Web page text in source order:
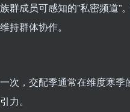
群成员可感知的”私密频道
持群体协作。
次，交配季通常在维度寒
力。